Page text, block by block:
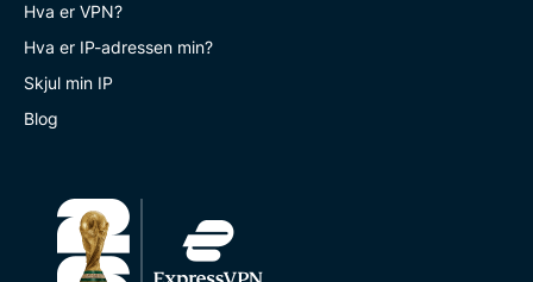
Hva er VPN?
Hva er IP-adressen min?
Skjul min IP
Blog